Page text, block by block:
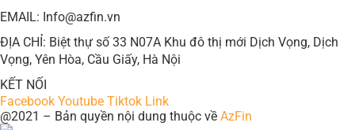
EMAIL: Info@azfin.vn
ĐỊA CHỈ: Biệt thự số 33 N07A Khu đô thị mới Dịch Vọng, Dịch
Vọng, Yên Hòa, Cầu Giấy, Hà Nội
KẾT NỐI
Facebook Youtube Tiktok Link
@2021 – Bản quyền nội dung thuộc về AzFin